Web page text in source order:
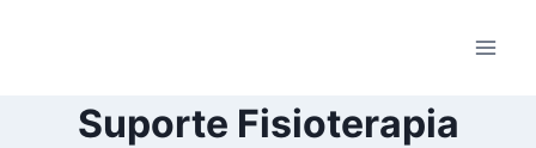
ConteúdoSuporte Fisioterapia